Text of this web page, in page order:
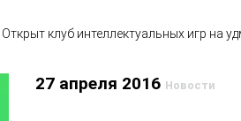
Открыт клуб интеллектуальных игр на
27 апреля 2016 Новости